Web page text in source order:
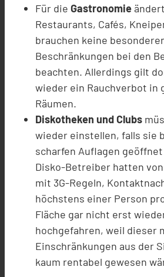
Für die Gastronomie
Restaurants, Cafés,
brauchen keine
Beschränkungen bei den
beachten. Allerdings gilt
wieder ein Rauchverbot in
Räumen.
Diskotheken und Clubs
wieder einstellen, falls sie
scharfen Auflagen
Disko-Betreiber hatten
mit 3G-Regeln,
höchstens einer Person
Fläche gar nicht erst
hochgefahren, weil dieser
Einschränkungen aus der
kaum rentabel gewesen